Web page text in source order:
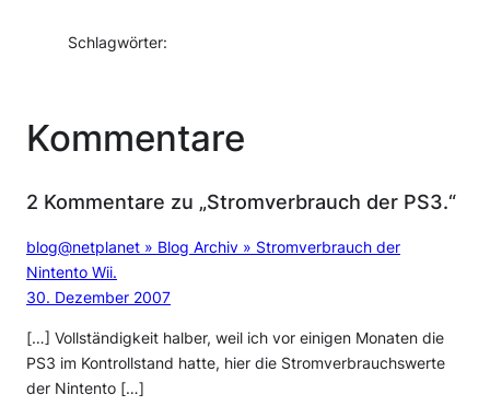
Schlagwörter:
Kommentare
2 Kommentare zu „Stromverbrauch der PS3.“
blog@netplanet » Blog Archiv » Stromverbrauch der
Nintento Wii.
30. Dezember 2007
[…] Vollständigkeit halber, weil ich vor einigen Monaten die
PS3 im Kontrollstand hatte, hier die Stromverbrauchswerte
der Nintento […]